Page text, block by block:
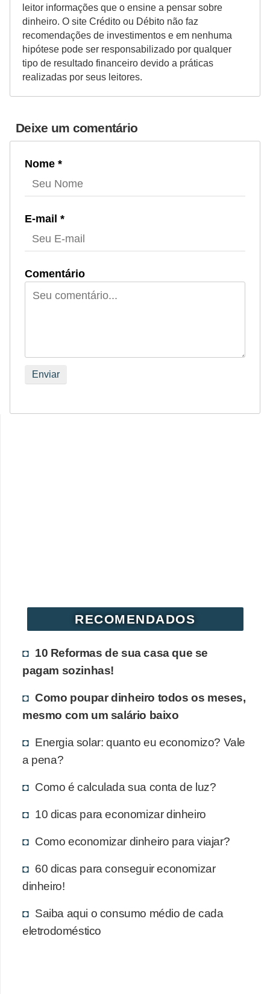
leitor informações que o ensine a pensar sobre
dinheiro. O site Crédito ou Débito não faz
recomendações de investimentos e em nenhuma
hipótese pode ser responsabilizado por qualquer
tipo de resultado financeiro devido a práticas
realizadas por seus leitores.
Deixe um comentário
Nome *
E-mail *
Comentário
RECOMENDADOS
10 Reformas de sua casa que se
pagam sozinhas!
Como poupar dinheiro todos os meses,
mesmo com um salário baixo
Energia solar: quanto eu economizo? Vale
a pena?
Como é calculada sua conta de luz?
10 dicas para economizar dinheiro
Como economizar dinheiro para viajar?
60 dicas para conseguir economizar
dinheiro!
Saiba aqui o consumo médio de cada
eletrodoméstico
r
o
g
r
a
m
s
p
a